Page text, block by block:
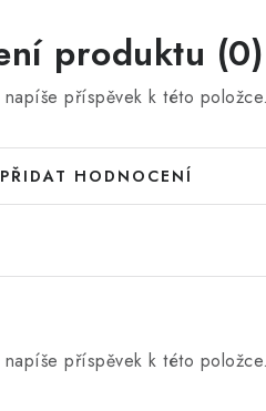
produktu (0)
příspěvek k této položce.
PŘIDAT HODNOCENÍ
příspěvek k této položce.